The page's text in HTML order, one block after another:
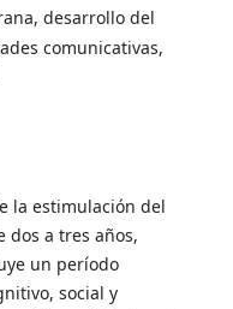
desarrollo del
comunicativas,
la estimulación del
dos a tres años,
un período
social y